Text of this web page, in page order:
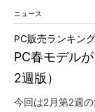
ニュース
PC春モデル
2週版）
PC販売ランキン
今回は2月第2週